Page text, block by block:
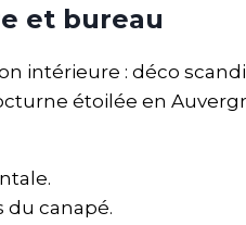
et bureau
intérieure : déco
étoilée en
du canapé.